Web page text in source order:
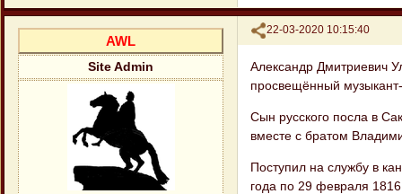
Поделиться
22-03-2020 10:15:40
AWL
Site Admin
Александр Дмитриевич
просвещённый
Сын русского посла в
вместе с братом
Поступил на службу в
года по 29 февраля